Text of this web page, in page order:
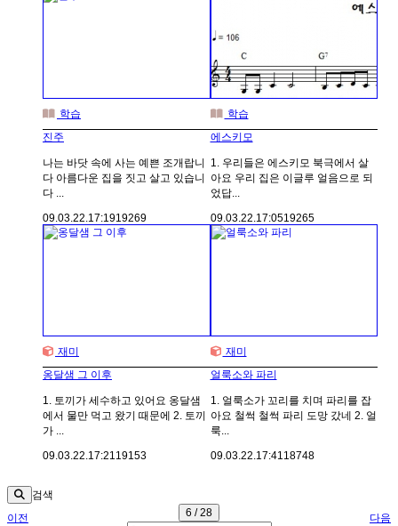
학습
진주
나는 바닷 속에 사는 예쁜 조개랍니
다 아름다운 집을 짓고 살고 있습니
다 ...
09.03.22.17:1919269
학습
에스키모
1. 우리들은 에스키모 북극에서 살
아요 우리 집은 이글루 얼음으로 되
었답...
09.03.22.17:0519265
재미
옹달샘 그 이후
1. 토끼가 세수하고 있어요 옹달샘
에서 물만 먹고 왔기 때문에 2. 토끼
가 ...
09.03.22.17:2119153
재미
얼룩소와 파리
1. 얼룩소가 꼬리를 치며 파리를 잡
아요 철썩 철썩 파리 도망 갔네 2. 얼
룩...
09.03.22.17:4118748
검색
이전
6 / 28 다음